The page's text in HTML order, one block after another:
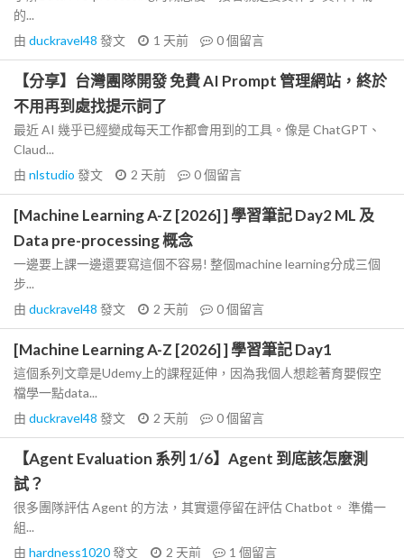
的...
由 duckravel48 發文 1 天前 0個留言
【分享】台灣團隊開發 免費 AI Prompt 管理網站，終於
不用再到處找提示詞了
最近 AI 幾乎已經變成每天工作都會用到的工具。像是 ChatGPT、
Claud...
由 nlstudio 發文 2 天前 0個留言
[Machine Learning A-Z [2026] ] 學習筆記 Day2 ML 及
Data pre-processing 概念
一邊要上課一邊還要寫這個不容易! 整個machine learning分成三個
步...
由 duckravel48 發文 2 天前 0個留言
[Machine Learning A-Z [2026] ] 學習筆記 Day1
這個系列文章是Udemy上的課程延伸，因為我個人想趁著育嬰假空
檔學一點data...
由 duckravel48 發文 2 天前 0個留言
【Agent Evaluation 系列 1/6】Agent 到底該怎麼測
試？
很多團隊評估 Agent 的方法，其實還停留在評估 Chatbot。 準備一
組...
由 hardness1020發文 2 天前 1 個留言